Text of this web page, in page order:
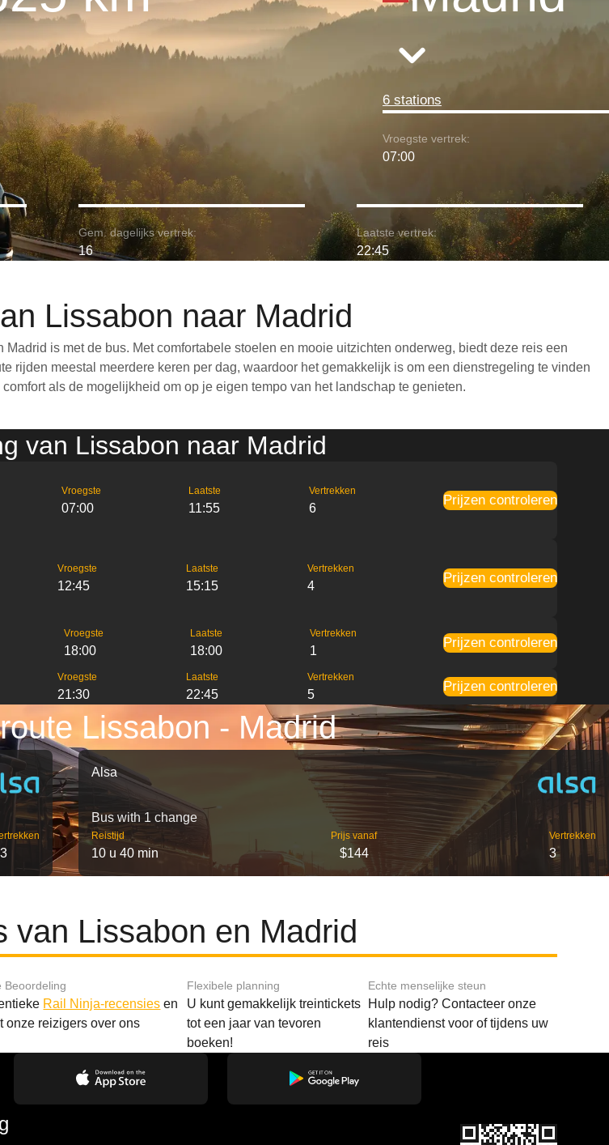
6 stations
Vroegste vertrek:
07:00
Gem. dagelijks vertrek:
16
Laatste vertrek:
22:45
Lissabon naar Madrid
is met de bus. Met comfortabele stoelen en mooie uitzichten onderweg, biedt deze reis een
rijden meestal meerdere keren per dag, waardoor het gemakkelijk is om een dienstregeling te vinden
als de mogelijkheid om op je eigen tempo van het landschap te genieten.
van Lissabon naar Madrid
Vroegste
07:00
Laatste
11:55
Vertrekken
6
Prijzen controleren
Vroegste
12:45
Laatste
15:15
Vertrekken
4
Prijzen controleren
Vroegste
18:00
Laatste
18:00
Vertrekken
1
Prijzen controleren
Vroegste
21:30
Laatste
22:45
Vertrekken
5
Prijzen controleren
Lissabon - Madrid
Alsa
Bus with 1 change
Reistijd
10 u 40 min
Prijs vanaf
$144
Vertrekken
3
van Lissabon en Madrid
Beoordeling
Rail Ninja-recensies en
onze reizigers over ons
Flexibele planning
U kunt gemakkelijk treintickets
tot een jaar van tevoren
boeken!
Echte menselijke steun
Hulp nodig? Contacteer onze
klantendienst voor of tijdens uw
reis